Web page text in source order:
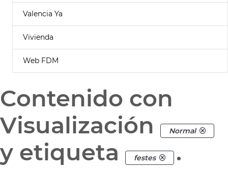
Valencia Ya
Vivienda
Web FDM
Contenido con
Visualización
Normal
y etiqueta festes .